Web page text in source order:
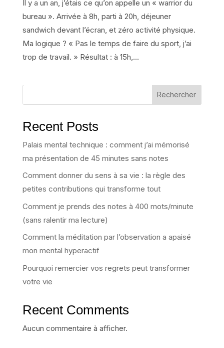
Il y a un an, j’étais ce qu’on appelle un « warrior du
bureau ». Arrivée à 8h, parti à 20h, déjeuner
sandwich devant l’écran, et zéro activité physique.
Ma logique ? « Pas le temps de faire du sport, j’ai
trop de travail. » Résultat : à 15h,...
Rechercher
Recent Posts
Palais mental technique : comment j’ai mémorisé
ma présentation de 45 minutes sans notes
Comment donner du sens à sa vie : la règle des
petites contributions qui transforme tout
Comment je prends des notes à 400 mots/minute
(sans ralentir ma lecture)
Comment la méditation par l’observation a apaisé
mon mental hyperactif
Pourquoi remercier vos regrets peut transformer
votre vie
Recent Comments
Aucun commentaire à afficher.